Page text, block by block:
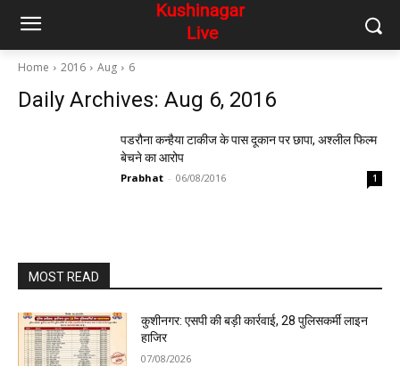
Home 2016 Aug 6
Daily Archives: Aug 6, 2016
पडरौना कन्हैया टाकीज के पास दूकान पर छापा, अश्लील फिल्म
बेचने का आरोप
Prabhat - 06/08/2016 1
MOST READ
कुशीनगर: एसपी की बड़ी कार्रवाई, 28 पुलिसकर्मी लाइन
हाजिर
07/08/2026